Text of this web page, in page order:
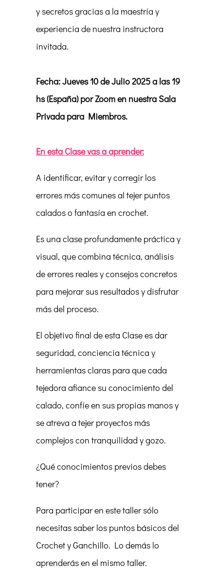
y secretos gracias a la maestría y
experiencia de nuestra instructora
invitada.
Fecha: Jueves 10 de Julio 2025 a las 19
hs (España) por Zoom en nuestra Sala
Privada para Miembros.
En esta Clase vas a aprender:
A identificar, evitar y corregir los
errores más comunes al tejer puntos
calados o fantasía en crochet.
Es una clase profundamente práctica y
visual, que combina técnica, análisis
de errores reales y consejos concretos
para mejorar sus resultados y disfrutar
más del proceso.
El objetivo final de esta Clase es dar
seguridad, conciencia técnica y
herramientas claras para que cada
tejedora afiance su conocimiento del
calado, confíe en sus propias manos y
se atreva a tejer proyectos más
complejos con tranquilidad y gozo.
¿Qué conocimientos previos debes
tener?
Para participar en este taller sólo
necesitas saber los puntos básicos del
Crochet y Ganchillo. Lo demás lo
aprenderás en el mismo taller.